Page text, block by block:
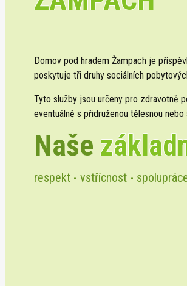
Domov pod hradem Žampach je
poskytuje tři druhy sociálních
Tyto služby jsou určeny pro zdravotně
eventuálně s přidruženou tělesnou nebo
Naše
respekt - vstřícnost -